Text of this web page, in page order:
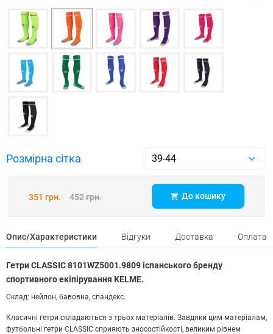
Розмірна сітка
351 грн. 452 грн. До кошику
Опис/Характеристики Відгуки Доставка Оплата
Гетри CLASSIC 8101WZ5001.9809 іспанського бренду
спортивного екіпірування KELME.
Склад: нейлон, бавовна, спандекс.
Класичні гетри складаються з трьох матеріалів. Завдяки цим матеріалам,
футбольні гетри CLASSIC сприяють зносостійкості, великим рівнем